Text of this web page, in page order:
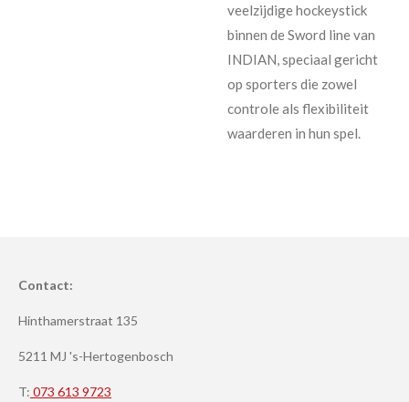
veelzijdige hockeystick
binnen de Sword line van
INDIAN, speciaal gericht
op sporters die zowel
controle als flexibiliteit
waarderen in hun spel.
Contact:
Hinthamerstraat 135
5211 MJ 's-Hertogenbosch
T: 073 613 9723